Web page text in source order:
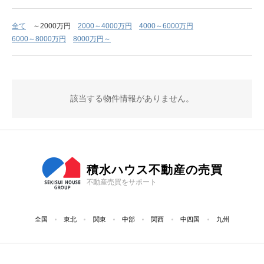
全て ～2000万円 2000～4000万円
4000～6000万円
6000～8000万円
8000万円～
該当する物件情報がありません。
積水ハウス不動産の売買
不動産売買をサポート
全国 東北 関東 中部 関西 中四国 九州